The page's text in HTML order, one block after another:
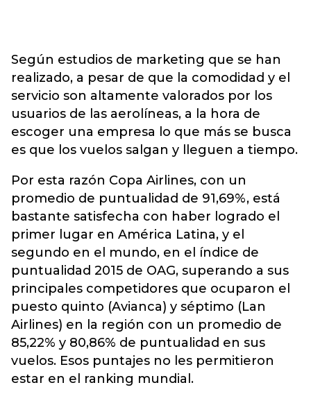
Según estudios de marketing que se han
realizado, a pesar de que la comodidad y el
servicio son altamente valorados por los
usuarios de las aerolíneas, a la hora de
escoger una empresa lo que más se busca
es que los vuelos salgan y lleguen a tiempo.
Por esta razón Copa Airlines, con un
promedio de puntualidad de 91,69%, está
bastante satisfecha con haber logrado el
primer lugar en América Latina, y el
segundo en el mundo, en el índice de
puntualidad 2015 de OAG, superando a sus
principales competidores que ocuparon el
puesto quinto (Avianca) y séptimo (Lan
Airlines) en la región con un promedio de
85,22% y 80,86% de puntualidad en sus
vuelos. Esos puntajes no les permitieron
estar en el ranking mundial.